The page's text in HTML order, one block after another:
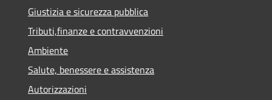
Giustizia e sicurezza pubblica
Tributi,finanze e contravvenzioni
Ambiente
Salute, benessere e assistenza
Autorizzazioni